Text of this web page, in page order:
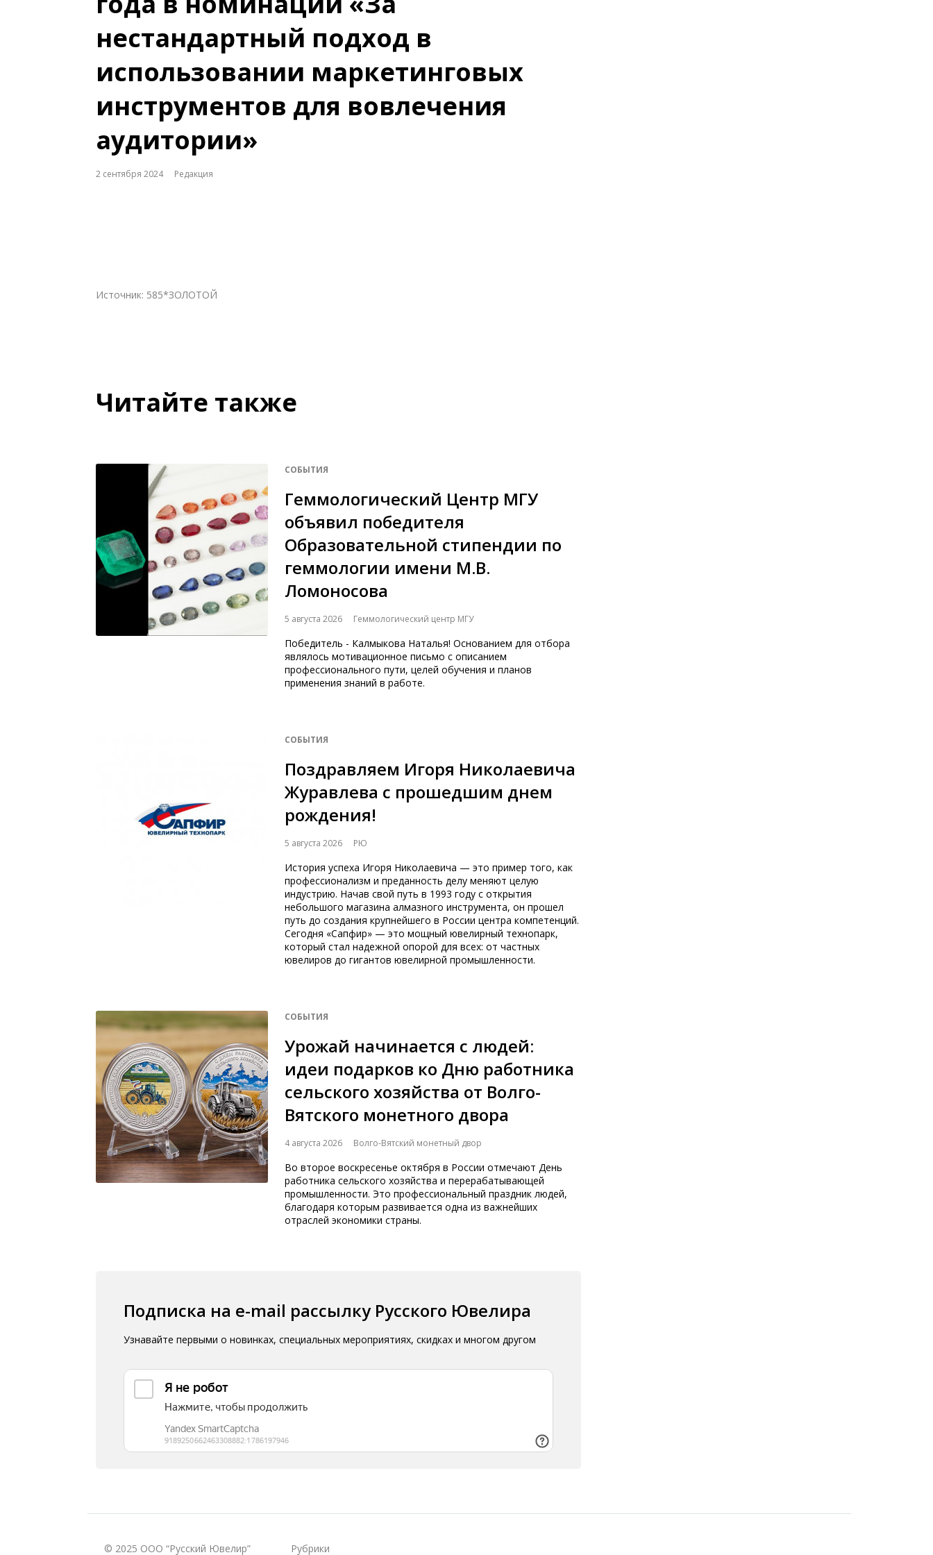
нестандартный подход в
использовании маркетинговых
инструментов для вовлечения
аудитории»
2 сентября 2024 Редакция
Источник: 585*ЗОЛОТОЙ
Читайте также
СОБЫТИЯ
Геммологический Центр МГУ
объявил победителя
Образовательной стипендии по
геммологии имени М.В.
Ломоносова
5 августа 2026 Геммологический центр МГУ
Победитель - Калмыкова Наталья! Основанием для отбора
являлось мотивационное письмо с описанием
профессионального пути, целей обучения и планов
применения знаний в работе.
СОБЫТИЯ
Поздравляем Игоря Николаевича
Журавлева с прошедшим днем
рождения!
5 августа 2026 РЮ
История успеха Игоря Николаевича — это пример того, как
профессионализм и преданность делу меняют целую
индустрию. Начав свой путь в 1993 году с открытия
небольшого магазина алмазного инструмента, он прошел
путь до создания крупнейшего в России центра компетенций.
Сегодня «Сапфир» — это мощный ювелирный технопарк,
который стал надежной опорой для всех: от частных
ювелиров до гигантов ювелирной промышленности.
СОБЫТИЯ
Урожай начинается с людей:
идеи подарков ко Дню работника
сельского хозяйства от Волго-
Вятского монетного двора
4 августа 2026 Волго-Вятский монетный двор
Во второе воскресенье октября в России отмечают День
работника сельского хозяйства и перерабатывающей
промышленности. Это профессиональный праздник людей,
благодаря которым развивается одна из важнейших
отраслей экономики страны.
Подписка на e-mail рассылку Русского Ювелира
Узнавайте первыми о новинках, специальных мероприятиях, скидках и многом другом
© 2025 ООО “Русский Ювелир” Рубрики